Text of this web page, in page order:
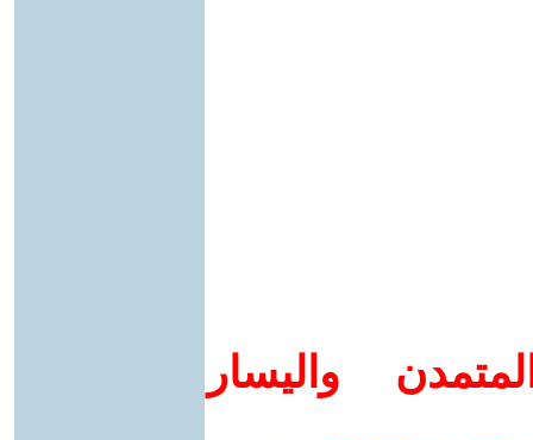
واليسار